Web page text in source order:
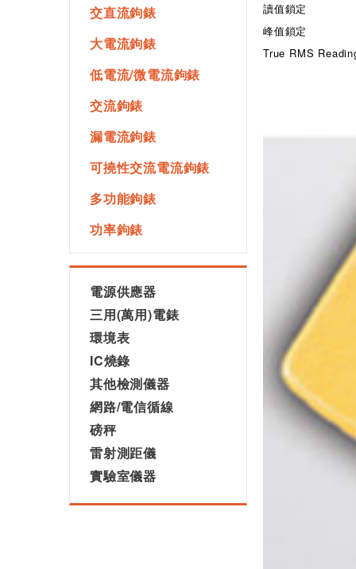
交直流鉤錶
大電流鉤錶
低電流/微電流鉤錶
交流鉤錶
漏電流鉤錶
可撓性交流電流鉤錶
多功能鉤錶
功率鉤錶
電源供應器
三用(萬用)電錶
環境表
IC燒錄
其他檢測儀器
網路/電信循線
磅秤
雷射測距儀
實驗室儀器
讀值鎖定
峰值鎖定
True RMS